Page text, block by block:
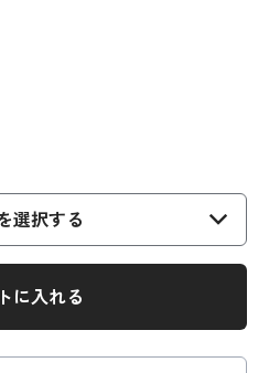
選択する
に入れる